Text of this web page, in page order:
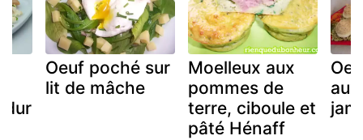
dur
Oeuf poché sur
lit de mâche
Moelleux aux
pommes de
terre, ciboule et
pâté Hénaff